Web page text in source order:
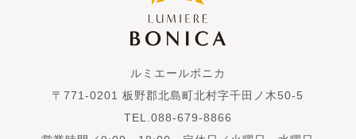
ルミエールボニカ
〒771-0201 板野郡北島町北村字千田ノ木50-5
TEL.088-679-8866